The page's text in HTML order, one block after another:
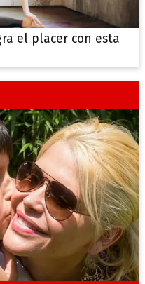
el placer con esta